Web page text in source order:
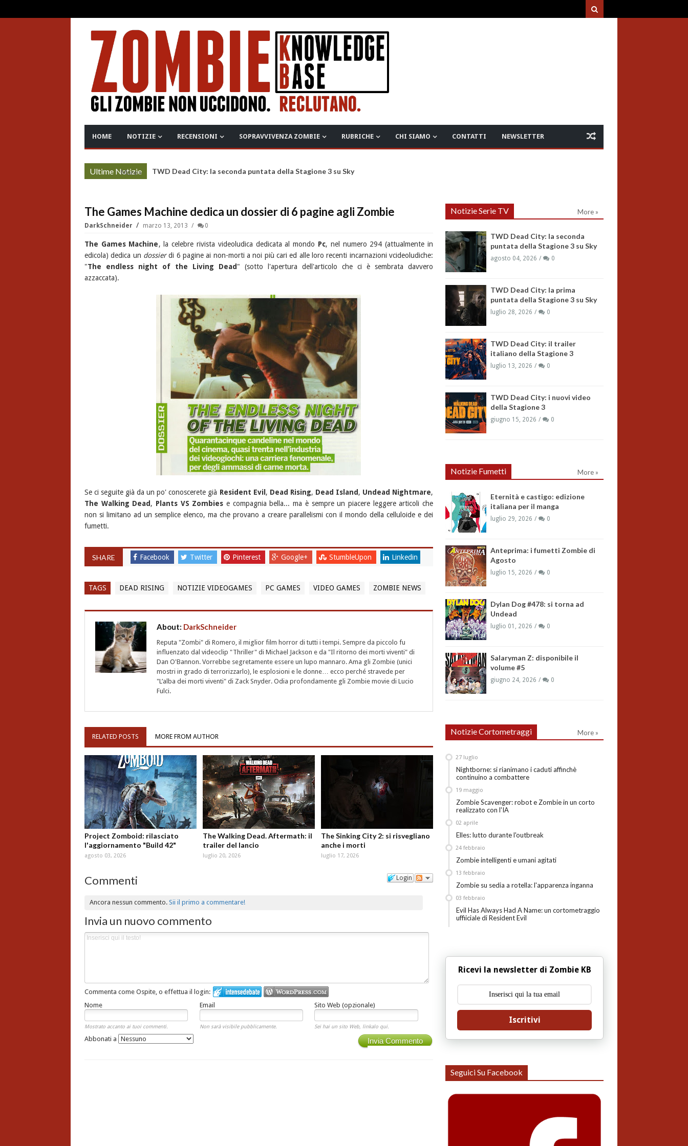
HOME NOTIZIE RECENSIONI SOPRAVVIVENZA ZOMBIE RUBRICHE CHI SIAMO CONTATTI NEWSLETTER
Ultime Notizie
More » TWD Dead City: la seconda puntata della Stagione 3 su Sky
The Games Machine dedica un dossier di 6 pagine agli Zombie
DarkSchneider marzo 13, 2013 0
The Games Machine, la celebre rivista videoludica dedicata al mondo Pc, nel numero 294 (attualmente in
edicola) dedica un dossierdi 6 pagine ai non-morti a noi più cari ed alle loro recenti incarnazioni vcideoludiche:
"The endless night of the Living Dead " (sotto l'apertura dell'articolo che ci è sembrata davvero
azzaccata).
Se ci seguite già da un po' conoscerete già Resident Evil , Dead Rising, Dead Island , Undead Nightmare,
The Walking Dead , Plants VS Zombies e compagnia bella... ma è sempre un piacere leggere articoli che
non si limitano ad un semplice elenco, ma che provano a creare parallelismi con il mondo della celluloide e dei
fumetti.
SHARE Facebook Twitter Pinterest Google+ StumbleUpon Linkedin
TAGS DEAD RISING NOTIZIE VIDEOGAMES PC GAMES VIDEO GAMES ZOMBIE NEWS
About: DarkSchneider
Reputa "Zombi" di Romero, il miglior film horror di tutti i tempi. Sempre da piccolo fu
influenzato dal videoclip "Thriller" di Michael Jackson e da "Il ritorno dei morti viventi" di
Dan O'Bannon. Vorrebbe segretamente essere un lupo mannaro. Ama gli Zombie (unici
mostri in grado di terrorizzarlo), le esplosioni e le donne… ecco perché stravede per
"L’alba dei morti viventi" di Zack Snyder. Odia profondamente gli Zombie movie di Lucio
Fulci.
RELATED POSTS MORE FROM AUTHOR
Project Zomboid: rilasciato
l'aggiornamento "Build 42"
agosto 03, 2026
The Walking Dead. Aftermath: il
trailer del lancio
luglio 20, 2026
The Sinking City 2: si risvegliano
anche i morti
luglio 17, 2026
Login
Commenti
Ancora nessun commento.Sii il primo a commentare!
Invia un nuovo commento
Commenta come Ospite, o effettua il login:
Nome
Email Sito Web (opzionale)
Mostrato accanto ai tuoi commenti. Non sarà visibile pubblicamente. Sei hai un sito Web, linkalo qui.
Invia Commento
Abbonati a
Notizie Serie TV More »
TWD Dead City: la seconda
puntata della Stagione 3 su Sky
agosto 04, 2026 0
TWD Dead City: la prima
puntata della Stagione 3 su Sky
luglio 28, 2026 0
TWD Dead City: il trailer
italiano della Stagione 3
luglio 13, 2026 0
TWD Dead City: i nuovi video
della Stagione 3
giugno 15, 2026 0
Notizie Fumetti More »
Eternità e castigo: edizione
italiana per il manga
luglio 29, 2026 0
Anteprima: i fumetti Zombie di
Agosto
luglio 15, 2026 0
Dylan Dog #478: si torna ad
Undead
luglio 01, 2026 0
Salaryman Z: disponibile il
volume #5
giugno 24, 2026 0
Notizie Cortometraggi More »
Nightborne: si rianimano i caduti affinchè
continuino a combattere
27 luglio
Zombie Scavenger: robot e Zombie in un corto
realizzato con l'IA
19 maggio
Elles: lutto durante l'outbreak
02 aprile
Zombie intelligenti e umani agitati
24 febbraio
Zombie su sedia a rotella: l'apparenza inganna
13 febbraio
Evil Has Always Had A Name: un cortometraggio
uffiiciale di Resident Evil
03 febbraio
Ricevi la newsletter di Zombie KB
Iscritivi
Seguici Su Facebook